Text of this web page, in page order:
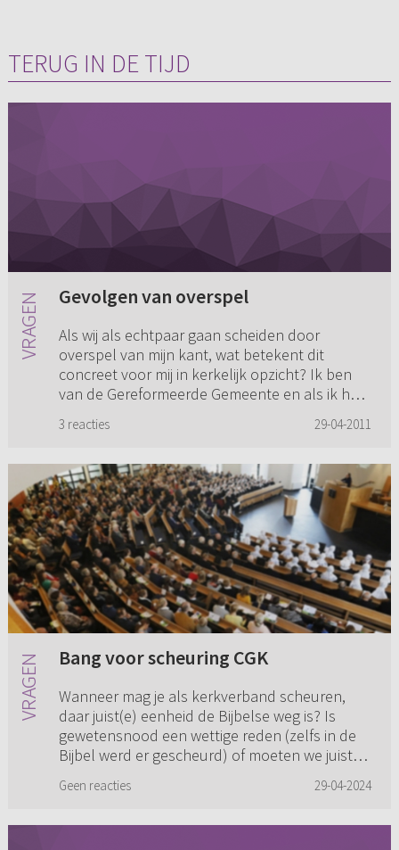
TERUG IN DE TIJD
Gevolgen van overspel
Als wij als echtpaar gaan scheiden door
overspel van mijn kant, wat betekent dit
concreet voor mij in kerkelijk opzicht? Ik ben
van de Gereformeerde Gemeente en als ik het
3 reacties 29-04-2011
Bang voor scheuring CGK
Wanneer mag je als kerkverband scheuren,
daar juist(e) eenheid de Bijbelse weg is? Is
gewetensnood een wettige reden (zelfs in de
Bijbel werd er gescheurd) of moeten we juist
Geen reacties 29-04-2024